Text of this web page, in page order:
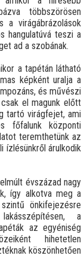
többszörösen
a virágábrázolások
hangulatúvá teszi a
ad a szobának.
a tapétán látható
képként uralja a
és művészi
el magunk előtt
tartó virágfejet, ami
főfalunk központi
teremthetünk az
ízlésünkről árulkodik
évszázad nagy
így alkotva meg a
önkifejezésre
a
az egyéniség
hihetetlen
köszönhetően